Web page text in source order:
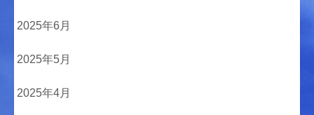
2025年6月
2025年5月
2025年4月